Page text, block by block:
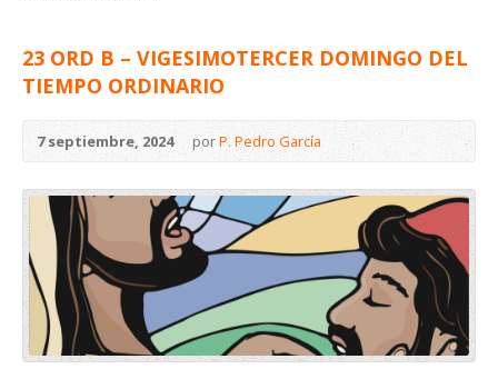
23 ORD B – VIGESIMOTERCER DOMINGO DEL
TIEMPO ORDINARIO
7 septiembre, 2024 porP. Pedro García